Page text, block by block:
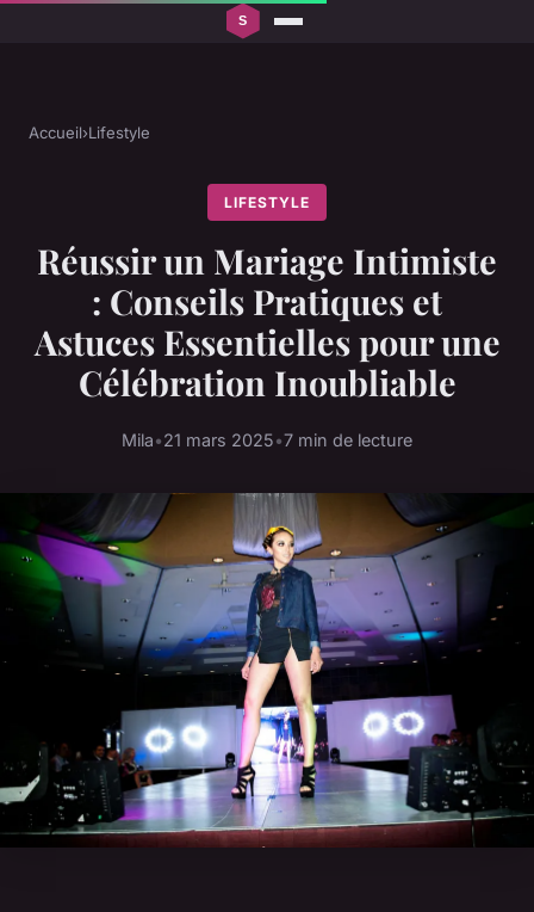
Accueil›Lifestyle
LIFESTYLE
Réussir un Mariage Intimiste
: Conseils Pratiques et
Astuces Essentielles pour une
Célébration Inoubliable
Mila•21 mars 2025•7 min de lecture